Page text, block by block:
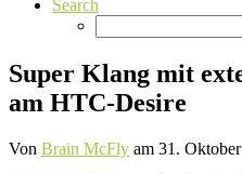
Search
nach:
Super Klang mit
am HTC-Desire
Von Brain McFly am 31.